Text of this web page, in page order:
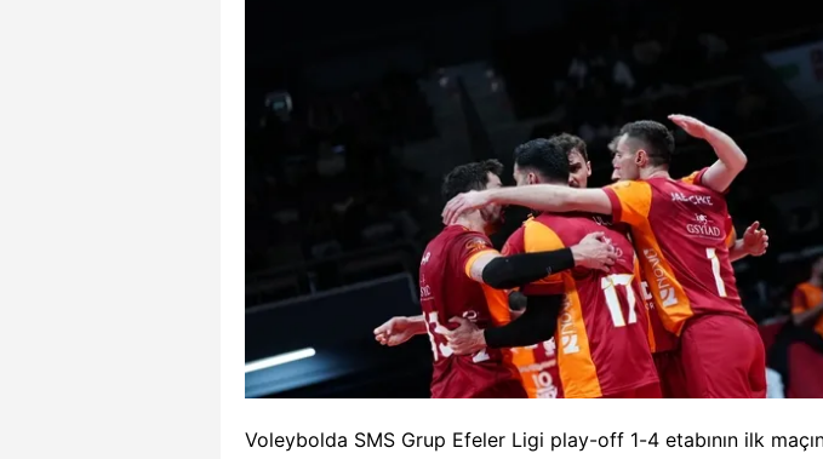
Voleybolda SMS Grup Efeler Ligi play-off 1-4 etabının ilk